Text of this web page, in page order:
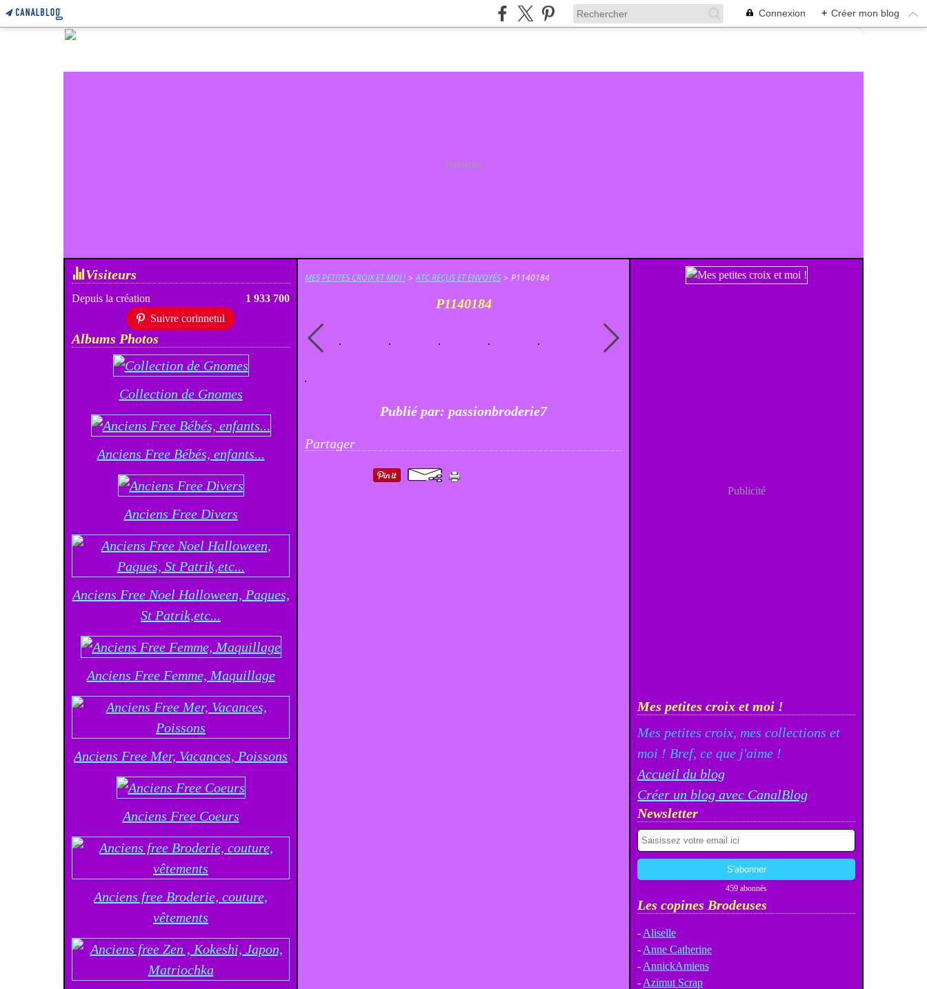
Connexion + Créer mon blog
Publicité
Visiteurs
Depuis la création
1 933 700
Suivre corinnetul
Albums Photos
Collection de Gnomes
Anciens Free Bébés, enfants...
Anciens Free Divers
Anciens Free Noel Halloween, Paques,
St Patrik,etc...
Anciens Free Femme, Maquillage
Anciens Free Mer, Vacances, Poissons
Anciens Free Coeurs
Anciens free Broderie, couture,
vêtements
MES PETITES CROIX ET MOI ! > ATC REÇUS ET ENVOYÉS > P1140184
P1140184
Publié par: passionbroderie7
Partager
Publicité
Mes petites croix et moi !
Mes petites croix, mes collections et
moi ! Bref, ce que j'aime !
Accueil du blog
Créer un blog avec CanalBlog
Newsletter
459 abonnés
Les copines Brodeuses
- Aliselle
- Anne Catherine
- AnnickAmiens
- Azimut Scrap